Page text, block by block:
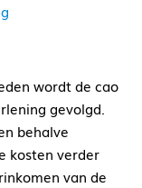
wordt de cao
gevolgd.
behalve
kosten verder
van de